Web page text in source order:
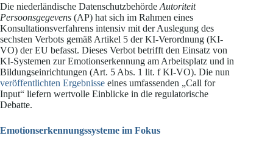
Die niederländische Datenschutzbehörde Autoriteit
Persoonsgegevens (AP) hat sich im Rahmen eines
Konsultationsverfahrens intensiv mit der Auslegung des
sechsten Verbots gemäß Artikel 5 der KI-Verordnung (KI-
VO) der EU befasst. Dieses Verbot betrifft den Einsatz von
KI-Systemen zur Emotionserkennung am Arbeitsplatz und in
Bildungseinrichtungen (Art. 5 Abs. 1 lit. f KI-VO). Die nun
veröffentlichten Ergebnisse eines umfassenden „Call for
Input“ liefern wertvolle Einblicke in die regulatorische
Debatte.
Emotionserkennungssysteme im Fokus